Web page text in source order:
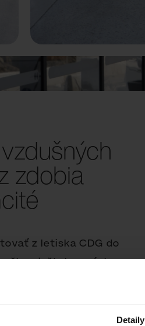
Detaily
zdobia
z letiska CDG do
inštalovaných
1 v Roissy. Autobusy
z celého sveta a
sú tieto